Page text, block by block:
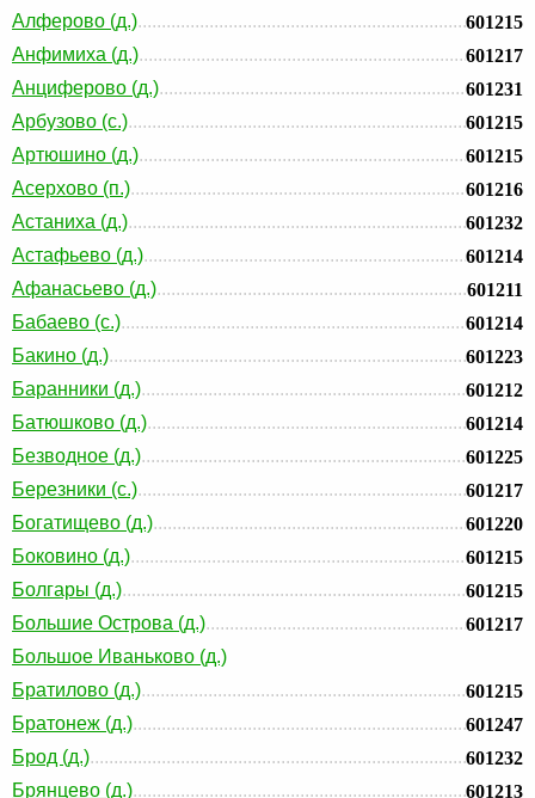
Алферово (д.)
601215
Анфимиха (д.)
601217
Анциферово (д.)
601231
Арбузово (с.)
601215
Артюшино (д.)
601215
Асерхово (п.)
601216
Астаниха (д.)
601232
Астафьево (д.)
601214
Афанасьево (д.)
601211
Бабаево (с.)
601214
Бакино (д.)
601223
Баранники (д.)
601212
Батюшково (д.)
601214
Безводное (д.)
601225
Березники (с.)
601217
Богатищево (д.)
601220
Боковино (д.)
601215
Болгары (д.)
601215
Большие Острова (д.)
601217
Большое Иваньково (д.)
Братилово (д.)
601215
Братонеж (д.)
601247
Брод (д.)
601232
Брянцево (д.)
601213